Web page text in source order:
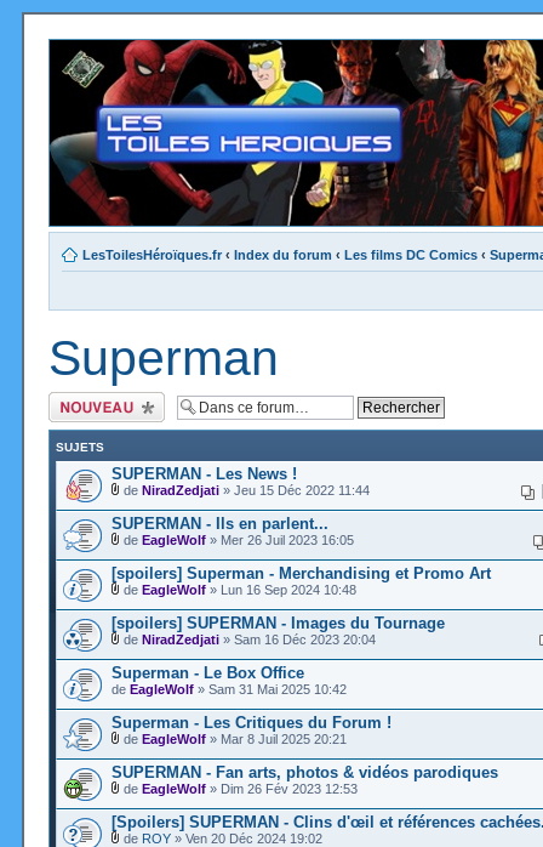
LesToilesHéroïques.fr ‹ Index du forum ‹ Les films DC Comics ‹
Superman
Ecrire un nouveau
sujet
SUJETS
SUPERMAN - Les News !
de NiradZedjati » Jeu 15 Déc 2022 11:44
SUPERMAN - Ils en parlent...
de EagleWolf » Mer 26 Juil 2023 16:05
[spoilers] Superman - Merchandising et Promo Art
de EagleWolf » Lun 16 Sep 2024 10:48
[spoilers] SUPERMAN - Images du Tournage
de NiradZedjati » Sam 16 Déc 2023 20:04
Superman - Le Box Office
de EagleWolf » Sam 31 Mai 2025 10:42
Superman - Les Critiques du Forum !
de EagleWolf » Mar 8 Juil 2025 20:21
SUPERMAN - Fan arts, photos & vidéos parodiques
de EagleWolf » Dim 26 Fév 2023 12:53
[Spoilers] SUPERMAN - Clins d'œil et références
de ROY » Ven 20 Déc 2024 19:02